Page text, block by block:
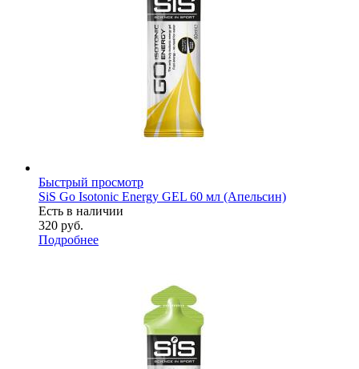
Быстрый просмотр
SiS Go Isotonic Energy GEL 60 мл (Апельсин)
Есть в наличии
320 руб.
Подробнее